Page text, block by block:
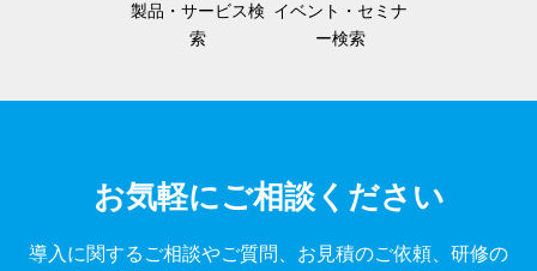
製品・サービス検
索
イベント・セミナ
ー検索
お気軽にご相談ください
導入に関するご相談やご質問、お見積のご依頼、研修の